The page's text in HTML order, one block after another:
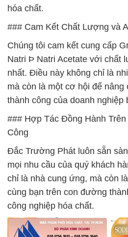
hóa chất.
### Cam Kết Chất Lượng và
Chúng tôi cam kết cung cấp
Natri Þ Natri Acetate với chất
nhất. Điều này không chỉ là
mà còn là một cơ hội để nâng
thành công của doanh nghiệp
### Hợp Tác Đồng Hành
Công
Đắc Trường Phát luôn sẵn
mọi nhu cầu của quý khách
chỉ là nhà cung ứng, mà còn
cùng bạn trên con đường
công nghiệp hóa chất.